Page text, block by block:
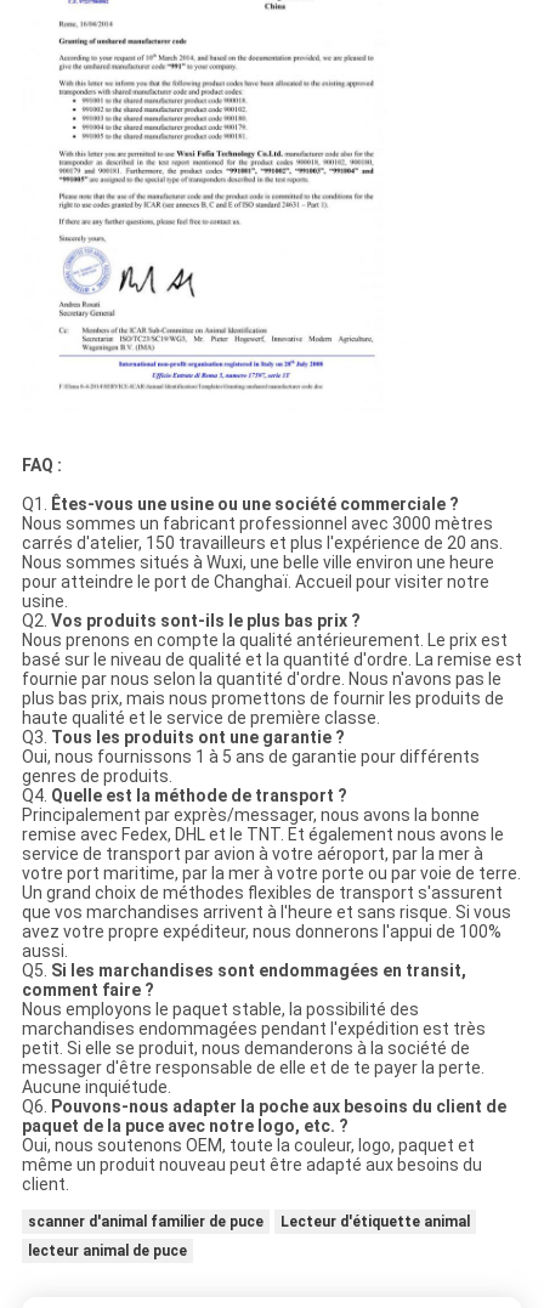
FAQ :
Q1. Êtes-vous une usine ou une société commerciale ?
Nous sommes un fabricant professionnel avec 3000 mètres
carrés d'atelier, 150 travailleurs et plus l'expérience de 20 ans.
Nous sommes situés à Wuxi, une belle ville environ une heure
pour atteindre le port de Changhaï. Accueil pour visiter notre
usine.
Q2. Vos produits sont-ils le plus bas prix ?
Nous prenons en compte la qualité antérieurement. Le prix est
basé sur le niveau de qualité et la quantité d'ordre. La remise est
fournie par nous selon la quantité d'ordre. Nous n'avons pas le
plus bas prix, mais nous promettons de fournir les produits de
haute qualité et le service de première classe.
Q3. Tous les produits ont une garantie ?
Oui, nous fournissons 1 à 5 ans de garantie pour différents
genres de produits.
Q4. Quelle est la méthode de transport ?
Principalement par exprès/messager, nous avons la bonne
remise avec Fedex, DHL et le TNT. Et également nous avons le
service de transport par avion à votre aéroport, par la mer à
votre port maritime, par la mer à votre porte ou par voie de terre.
Un grand choix de méthodes flexibles de transport s'assurent
que vos marchandises arrivent à l'heure et sans risque. Si vous
avez votre propre expéditeur, nous donnerons l'appui de 100%
aussi.
Q5. Si les marchandises sont endommagées en transit,
comment faire ?
Nous employons le paquet stable, la possibilité des
marchandises endommagées pendant l'expédition est très
petit. Si elle se produit, nous demanderons à la société de
messager d'être responsable de elle et de te payer la perte.
Aucune inquiétude.
Q6. Pouvons-nous adapter la poche aux besoins du client de
paquet de la puce avec notre logo, etc. ?
Oui, nous soutenons OEM, toute la couleur, logo, paquet et
même un produit nouveau peut être adapté aux besoins du
client.
scanner d'animal familier de puce
Lecteur d'étiquette animal
lecteur animal de puce